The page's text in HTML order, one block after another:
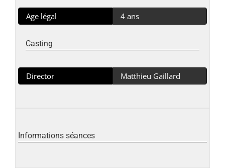
Age légal 4 ans
Casting
Director Matthieu Gaillard
Informations séances